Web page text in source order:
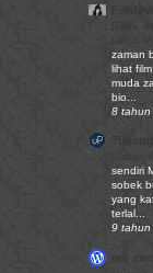
zaman
lihat
muda
bio...
8 tahun
sendiri
sobek
yang
terlal...
9 tahun